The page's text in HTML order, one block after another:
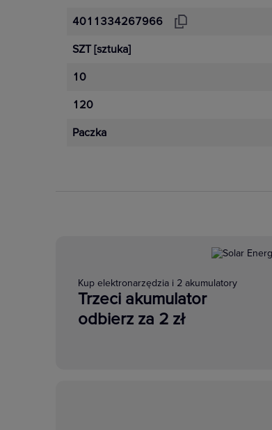
4011334267966
SZT [sztuka]
10
120
Paczka
Kup elektronarzędzia i 2 akumulatory
Trzeci akumulator
odbierz za 2 zł